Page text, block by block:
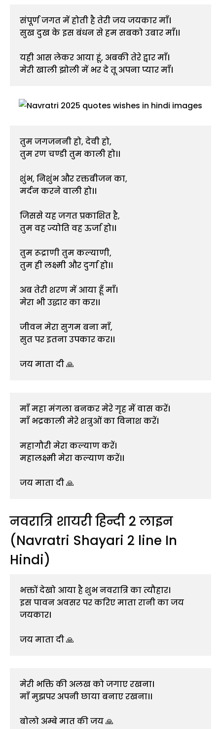
संपूर्ण जगत में होती है तेरी जय जयकार माँ।
सुख दुख के इस बंधन से हम सबको उबार माँ।।
यही आस लेकर आया हूं, अबकी तेरे द्वार माँ।
मेरी खाली झोली में भर दे तू अपना प्यार माँ।
तुम जगजननी हो, देवी हो,
तुम रण चण्डी तुम काली हो।।
शुंभ, निशुंभ और रक्तबीजन का,
मर्दन करने वाली हो।।
जिससे यह जगत प्रकाशित है,
तुम वह ज्योति वह ऊर्जा हो।।
तुम रूद्राणी तुम कल्याणी,
तुम ही लक्ष्मी और दुर्गा हो।।
अब तेरी शरण में आया हूँ माँ।
मेरा भी उद्धार का कर।।
जीवन मेरा सुगम बना माँ,
सुत पर इतना उपकार कर।।
जय माता दी 🙏
माँ महा मंगला बनकर मेरे गृह में वास करें।
माँ भद्रकाली मेरे शत्रुओं का विनाश करें।
महागौरी मेरा कल्याण करें।
महालक्ष्मी मेरा कल्याण करें।।
जय माता दी 🙏
नवरात्रि शायरी हिन्दी 2 लाइन
(Navratri Shayari 2 line In
Hindi)
भक्तों देखो आया है शुभ नवरात्रि का त्यौहार।
इस पावन अवसर पर करिए माता रानी का जय
जयकार।
जय माता दी 🙏
मेरी भक्ति की अलख को जगाए रखना।
माँ मुझपर अपनी छाया बनाए रखना।।
बोलो अम्बे मात की जय 🙏